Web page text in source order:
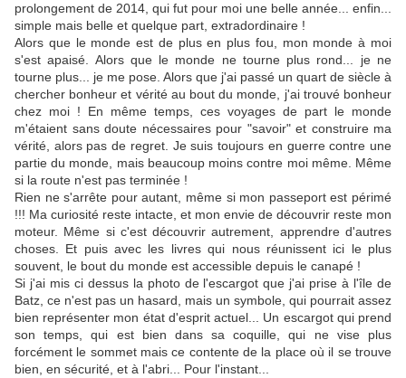
prolongement de 2014, qui fut pour moi une belle année... enfin...
simple mais belle et quelque part, extradordinaire !
Alors que le monde est de plus en plus fou, mon monde à moi
s'est apaisé. Alors que le monde ne tourne plus rond... je ne
tourne plus... je me pose. Alors que j'ai passé un quart de siècle à
chercher bonheur et vérité au bout du monde, j'ai trouvé bonheur
chez moi ! En même temps, ces voyages de part le monde
m'étaient sans doute nécessaires pour "savoir" et construire ma
vérité, alors pas de regret. Je suis toujours en guerre contre une
partie du monde, mais beaucoup moins contre moi même. Même
si la route n'est pas terminée !
Rien ne s'arrête pour autant, même si mon passeport est périmé
!!! Ma curiosité reste intacte, et mon envie de découvrir reste mon
moteur. Même si c'est découvrir autrement, apprendre d'autres
choses. Et puis avec les livres qui nous réunissent ici le plus
souvent, le bout du monde est accessible depuis le canapé !
Si j'ai mis ci dessus la photo de l'escargot que j'ai prise à l'île de
Batz, ce n'est pas un hasard, mais un symbole, qui pourrait assez
bien représenter mon état d'esprit actuel... Un escargot qui prend
son temps, qui est bien dans sa coquille, qui ne vise plus
forcément le sommet mais ce contente de la place où il se trouve
bien, en sécurité, et à l'abri... Pour l'instant...